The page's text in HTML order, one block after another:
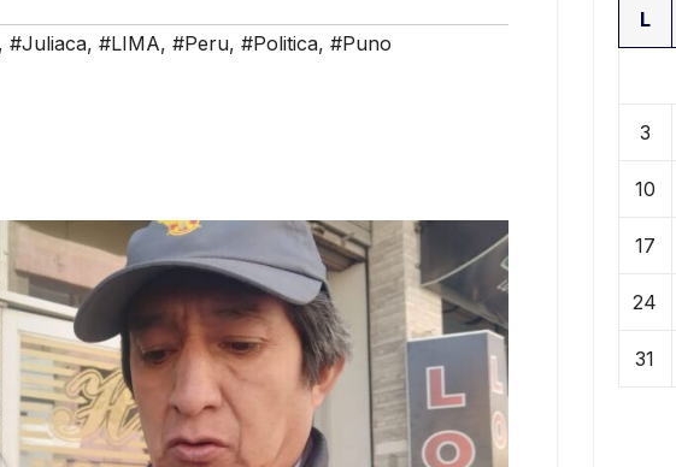
, #Juliaca, #LIMA, #Peru, #Politica, #Puno
L
3
10
17
24
31